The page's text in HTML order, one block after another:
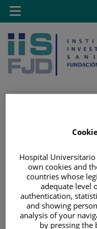
Jump to content
Toggle
navigation
Hospital Universitario
own cookies and
countries whose
adequate level
authentication,
and showing
analysis of your
by pressing the